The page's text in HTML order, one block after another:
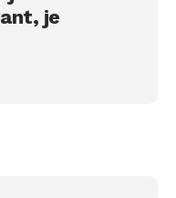
je